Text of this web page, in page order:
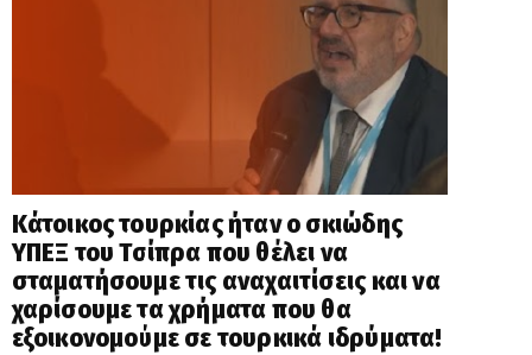
Κάτοικος τουρκίας ήταν ο σκιώδης
ΥΠΕΞ του Τσίπρα που θέλει να
σταματήσουμε τις αναχαιτίσεις και να
χαρίσουμε τα χρήματα που θα
εξοικονομούμε σε τουρκικά ιδρύματα!